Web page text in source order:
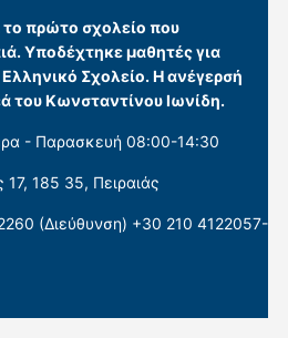
το πρώτο σχολείο που
Υποδέχτηκε μαθητές για
Σχολείο. Η ανέγερσή
του Κωνσταντίνου Ιωνίδη.
- Παρασκευή 08:00-14:30
17, 185 35, Πειραιάς
(Διεύθυνση) +30 210 4122057-